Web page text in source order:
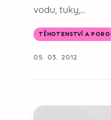
vodu, tuky,...
TĚHOTENSTVÍ A
05. 03. 2012